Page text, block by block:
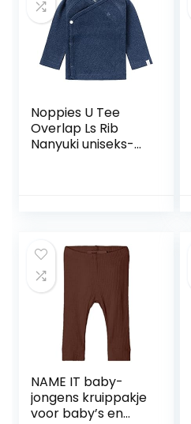
Noppies U Tee
Overlap Ls Rib
Nanyuki uniseks-
NAME IT baby-
jongens kruippakje
voor baby’s en